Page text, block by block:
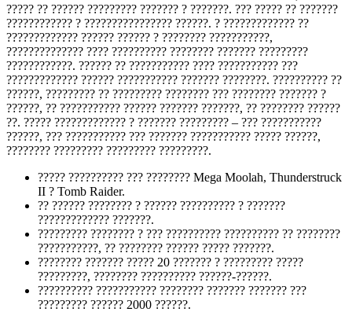
????? ?? ?????? ????????? ??????? ? ???????. ??? ????? ?? ???????
???????????? ? ???????????????? ??????. ? ????????????? ??
????????????? ?????? ?????? ? ???????? ???????????,
?????????????? ???? ?????????? ???????? ??????? ?????????
????????????. ?????? ?? ??????????? ???? ??????????? ???
????????????? ?????? ??????????? ??????? ????????. ?????????? ??
??????, ????????? ?? ????????? ???????? ??? ???????? ??????? ?
??????, ?? ??????????? ?????? ??????? ???????, ?? ???????? ??????
??. ????? ????????????? ? ??????? ????????? – ??? ???????????
??????, ??? ??????????? ??? ??????? ??????????? ????? ??????,
???????? ????????? ????????? ?????????.
????? ?????????? ??? ???????? Mega Moolah, Thunderstruck
II ? Tomb Raider.
?? ?????? ???????? ? ?????? ?????????? ? ???????
????????????? ???????.
????????? ???????? ? ??? ?????????? ?????????? ?? ????????
???????????, ?? ???????? ?????? ????? ???????.
???????? ??????? ????? 20 ??????? ? ????????? ?????
?????????, ???????? ?????????? ??????-??????.
?????????? ??????????? ???????? ??????? ??????? ???
????????? ?????? 2000 ??????.